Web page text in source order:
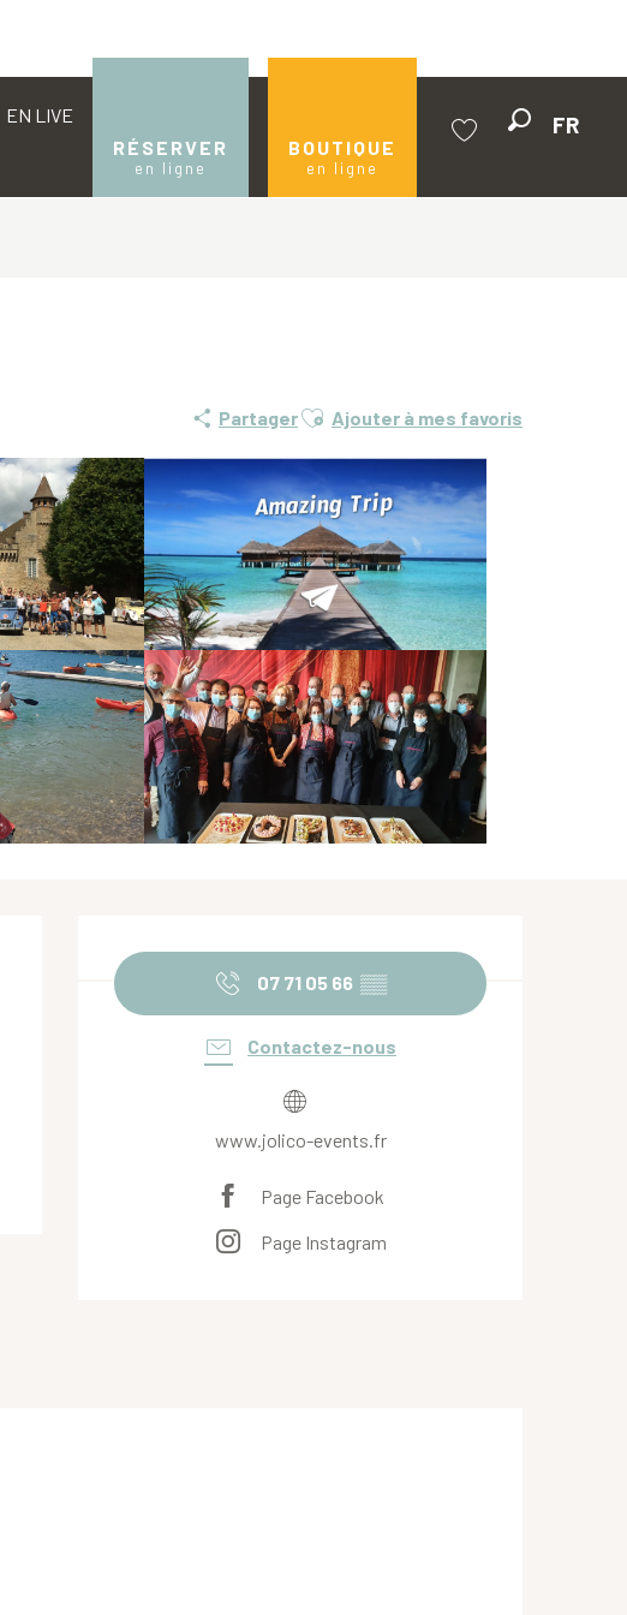
EN LIVE
RÉSERVER
en ligne
BOUTIQUE
en ligne
FR
PartagerAjouter aux favoris
Ajouter à mes favoris
Ouverture et coordonnées
07 71 05 66 ▒▒
Contactez-nous
www.jolico-events.fr
Page Facebook
Page Instagram